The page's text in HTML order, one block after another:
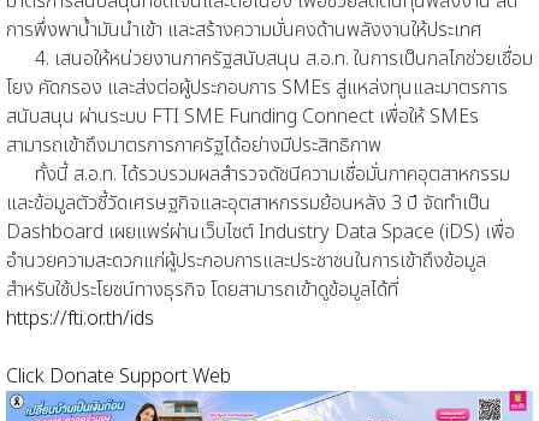
การพึ่งพาน้ำมันนำเข้า และสร้างความมั่นคงด้านพลังงานให้ประเทศ
4. เสนอให้หน่วยงานภาครัฐสนับสนุน ส.อ.ท. ในการเป็นกลไกช่วยเชื่อม
โยง คัดกรอง และส่งต่อผู้ประกอบการ SMEs สู่แหล่งทุนและมาตรการ
สนับสนุน ผ่านระบบ FTI SME Funding Connect เพื่อให้ SMEs
สามารถเข้าถึงมาตรการภาครัฐได้อย่างมีประสิทธิภาพ
ทั้งนี้ ส.อ.ท. ได้รวบรวมผลสำรวจดัชนีความเชื่อมั่นภาคอุตสาหกรรม
และข้อมูลตัวชี้วัดเศรษฐกิจและอุตสาหกรรมย้อนหลัง 3 ปี จัดทำเป็น
Dashboard เผยแพร่ผ่านเว็บไซต์ Industry Data Space (iDS) เพื่อ
อำนวยความสะดวกแก่ผู้ประกอบการและประชาชนในการเข้าถึงข้อมูล
สำหรับใช้ประโยชน์ทางธุรกิจ โดยสามารถเข้าดูข้อมูลได้ที่
https://fti.or.th/ids
Click Donate Support Web